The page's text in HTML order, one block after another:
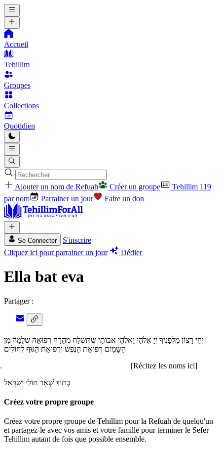
Accueil
Tehillim
Groupes
Collections
Quotidien
Ajouter un nom de Refuah Créer un groupe
Tehillim 119
par nom
Parrainer un jour Faire un don
Se Connecter
S'inscrire
Cliquez ici pour parrainer un jour
Dédier
Ella bat eva
Partager :
יְהִי רָצוֹן מִלְְּפָנֶיךָ יְיָ אֱלֹהַי וֵאלֹהֵי אֲבוֹתַי שֶׁתְּשְׁלַח מְהֵרָה רְפוּאָה שְׁלֵמָה מִן
הַשָּמַיִם רְפוּאַת הַנֶפֶש וּרְפוּאַת הַגּוּף לְחוֹלִים
[Récitez les noms ici]
בְּתוֹךְ שְׁאָר חוֹלֵי ישׂרָאֵל
Créez votre propre groupe
Créez votre propre groupe de Tehillim pour la Refuah de quelqu'un
et partagez-le avec vos amis et votre famille pour terminer le Sefer
Tehillim autant de fois que possible ensemble.